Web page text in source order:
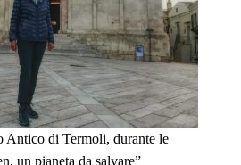
di Termoli, durante le
un pianeta da salvare”